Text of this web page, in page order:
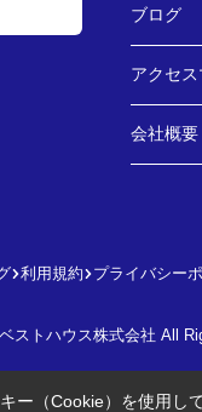
ブログ
アクセ
会社概要
利用規約 プライバシー
ストハウス株式会社 All
ー（Cookie）を使用し